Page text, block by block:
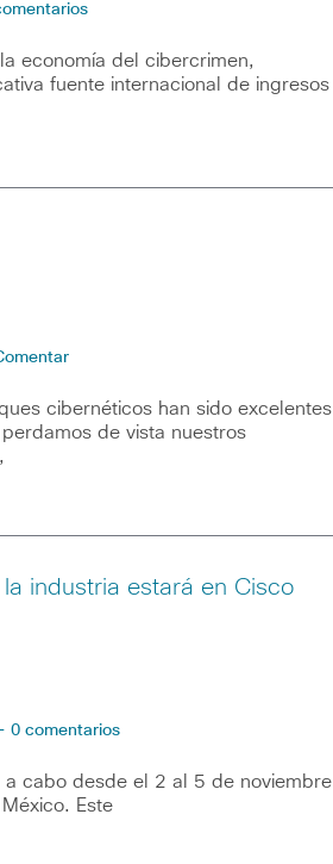
economía del cibercrimen,
fuente internacional de ingresos
cibernéticos han sido excelentes
de vista nuestros
industria estará en Cisco
0 comentarios
cabo desde el 2 al 5 de noviembre
Este